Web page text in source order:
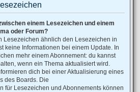
einem Lesezeichen und einem
oder Forum?
Lesezeichen ähnlich den Lesezeichen in
keine Informationen bei einem Update. In
mehr einem Abonnement: du kannst
wenn ein Thema aktualisiert wird.
dich bei einer Aktualisierung eines
des Boards. Die
für Lesezeichen und Abonnements können